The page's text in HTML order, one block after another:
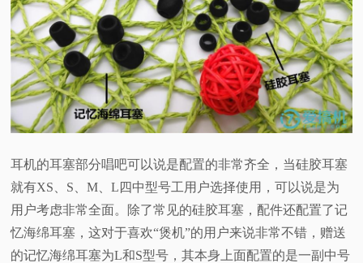
耳机的耳塞部分唱吧可以说是配置的非常齐全，当硅胶耳塞
就有XS、S、M、L四中型号工用户选择使用，可以说是为
用户考虑非常全面。除了常见的硅胶耳塞，配件还配置了记
忆海绵耳塞，这对于喜欢“煲机”的用户来说非常不错，赠送
的记忆海绵耳塞为L和S型号，其本身上面配置的是一副中号